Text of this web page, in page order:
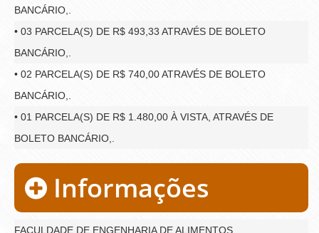
BANCÁRIO,.
• 03 PARCELA(S) DE R$ 493,33 ATRAVÉS DE BOLETO
BANCÁRIO,.
• 02 PARCELA(S) DE R$ 740,00 ATRAVÉS DE BOLETO
BANCÁRIO,.
• 01 PARCELA(S) DE R$ 1.480,00 À VISTA, ATRAVÉS DE
BOLETO BANCÁRIO,.
Informações
FACULDADE DE ENGENHARIA DE ALIMENTOS